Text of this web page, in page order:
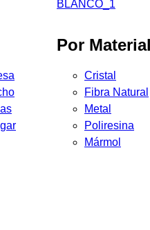
Por Material
Cristal
Fibra Natural
Metal
Poliresina
Mármol